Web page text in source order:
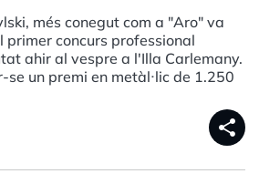
més conegut com a "Aro" va
primer concurs professional
ahir al vespre a l'Illa Carlemany.
se un premi en metàl·lic de 1.250
share